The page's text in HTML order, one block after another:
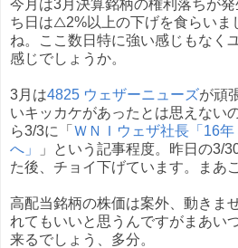
今月は3月決算銘柄の権利落ちが
ち日は△2%以上の下げを食らいま
ね。ここ数日特に強い感じもなく
感じでしょうか。
3月は4825 ウェザーニューズが頑
いキッカケがあったとは思えない
ら3/3に「 ＷＮＩウェザ社長「16
へ」
」という記事程度。昨日の3/
た後、チョイ下げています。まあ
高配当銘柄の株価は案外、動きま
れてもいいと思うんですがまあい
来るでしょう、多分。